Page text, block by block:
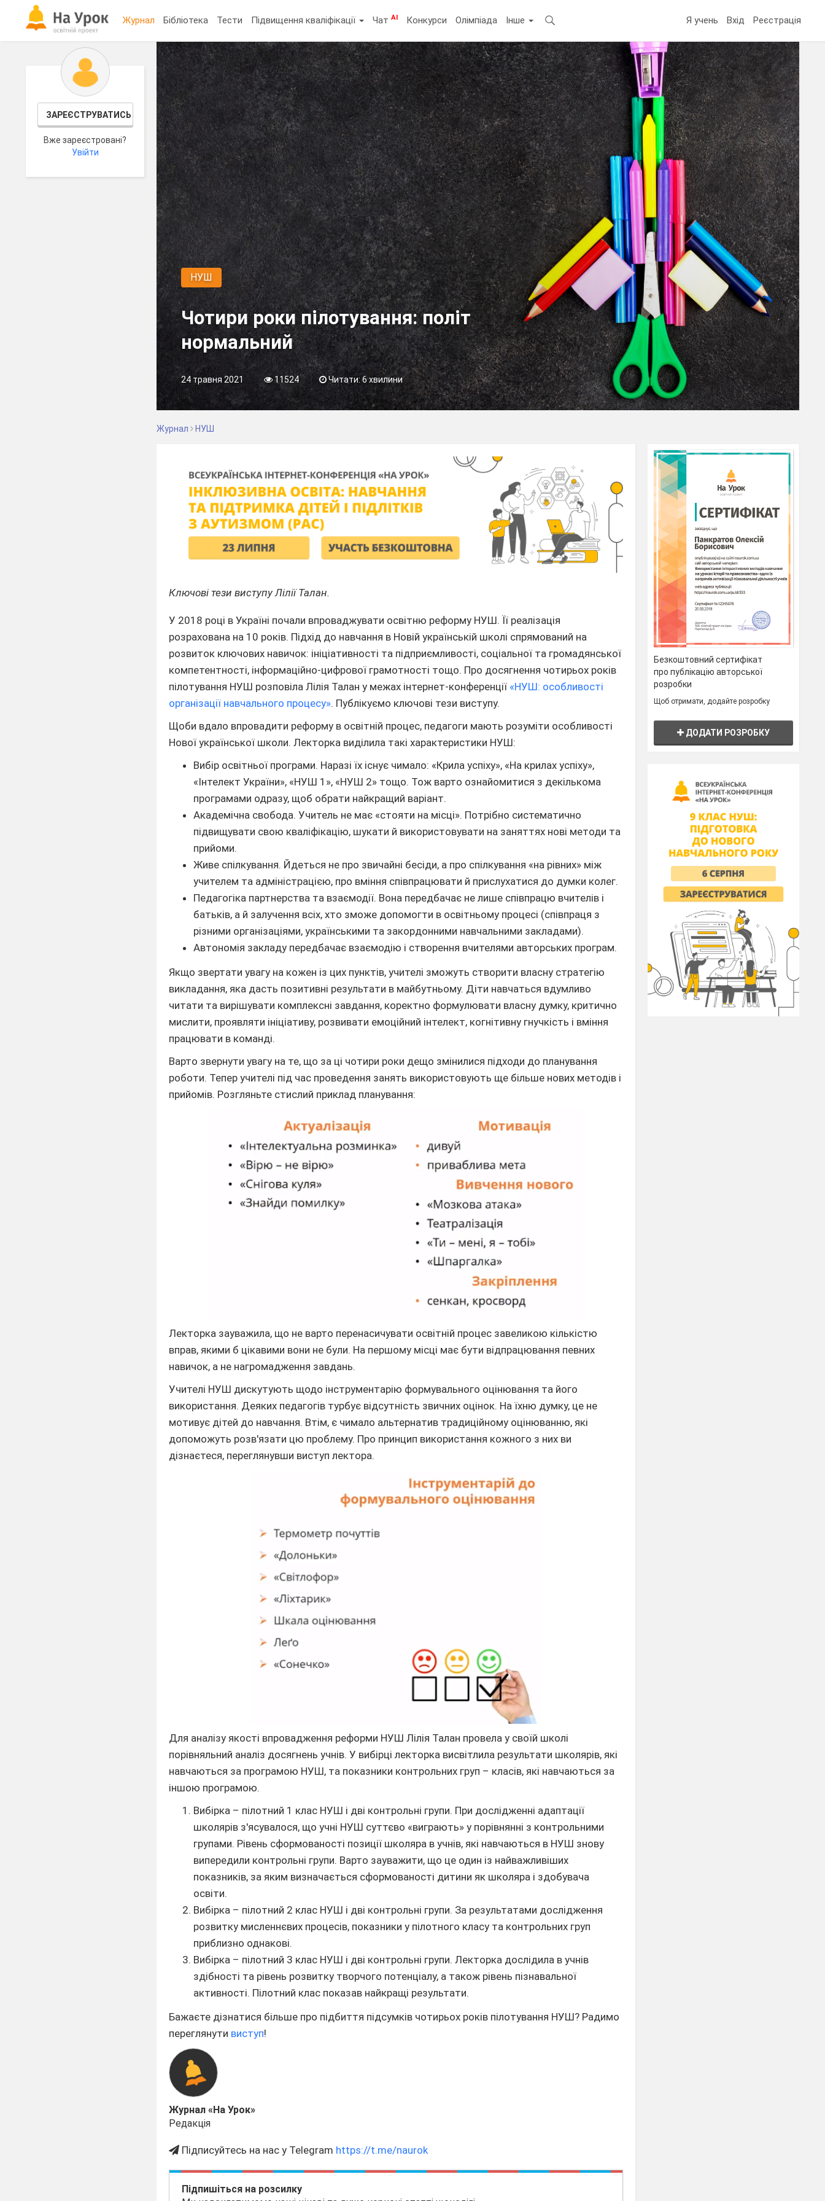
Журнал Бібліотека Тести Підвищення кваліфікації ЧатAI Конкурси Олімпіада Інше Я учень Вхід Реєстрація
ЗАРЕЄСТРУВАТИСЬ
Вже зареєстровані?
Увійти
НУШ
Чотири роки пілотування: політ
нормальний
24 травня 2021 11524 Читати: 6 хвилини
Журнал НУШ
Ключові тези виступу Лілії Талан.
У 2018 році в Україні почали впроваджувати освітню реформу НУШ. Її реалізація
розрахована на 10 років. Підхід до навчання в Новій українській школі спрямований на
розвиток ключових навичок: ініціативності та підприємливості, соціальної та громадянської
компетентності, інформаційно-цифрової грамотності тощо. Про досягнення чотирьох років
пілотування НУШ розповіла Лілія Талан у межах інтернет-конференції «НУШ: особливості
організації навчального процесу». Публікуємо ключові тези виступу.
Щоби вдало впровадити реформу в освітній процес, педагоги мають розуміти особливості
Нової української школи. Лекторка виділила такі характеристики НУШ:
Вибір освітньої програми. Наразі їх існує чимало: «Крила успіху», «На крилах успіху»,
«Інтелект України», «НУШ 1», «НУШ 2» тощо. Тож варто ознайомитися з декількома
програмами одразу, щоб обрати найкращий варіант.
Академічна свобода. Учитель не має «стояти на місці». Потрібно систематично
підвищувати свою кваліфікацію, шукати й використовувати на заняттях нові методи та
прийоми.
Живе спілкування. Йдеться не про звичайні бесіди, а про спілкування «на рівних» між
учителем та адміністрацією, про вміння співпрацювати й прислухатися до думки колег.
Педагогіка партнерства та взаємодії. Вона передбачає не лише співпрацю вчителів і
батьків, а й залучення всіх, хто зможе допомогти в освітньому процесі (співпраця з
різними організаціями, українськими та закордонними навчальними закладами).
Автономія закладу передбачає взаємодію і створення вчителями авторських програм.
Якщо звертати увагу на кожен із цих пунктів, учителі зможуть створити власну стратегію
викладання, яка дасть позитивні результати в майбутньому. Діти навчаться вдумливо
читати та вирішувати комплексні завдання, коректно формулювати власну думку, критично
мислити, проявляти ініціативу, розвивати емоційний інтелект, когнітивну гнучкість і вміння
працювати в команді.
Варто звернути увагу на те, що за ці чотири роки дещо змінилися підходи до планування
роботи. Тепер учителі під час проведення занять використовують ще більше нових методів і
прийомів. Розгляньте стислий приклад планування:
Лекторка зауважила, що не варто перенасичувати освітній процес завеликою кількістю
вправ, якими б цікавими вони не були. На першому місці має бути відпрацювання певних
навичок, а не нагромадження завдань.
Учителі НУШ дискутують щодо інструментарію формувального оцінювання та його
використання. Деяких педагогів турбує відсутність звичних оцінок. На їхню думку, це не
мотивує дітей до навчання. Втім, є чимало альтернатив традиційному оцінюванню, які
допоможуть розв'язати цю проблему. Про принцип використання кожного з них ви
дізнаєтеся, переглянувши виступ лектора.
Для аналізу якості впровадження реформи НУШ Лілія Талан провела у своїй школі
порівняльний аналіз досягнень учнів. У вибірці лекторка висвітлила результати школярів, які
навчаються за програмою НУШ, та показники контрольних груп – класів, які навчаються за
іншою програмою.
Вибірка – пілотний 1 клас НУШ і дві контрольні групи. При дослідженні адаптації
школярів з'ясувалося, що учні НУШ суттєво «виграють» у порівнянні з контрольними
групами. Рівень сформованості позиції школяра в учнів, які навчаються в НУШ знову
випередили контрольні групи. Варто зауважити, що це один із найважливіших
показників, за яким визначається сформованості дитини як школяра і здобувача
освіти.
Вибірка – пілотний 2 клас НУШ і дві контрольні групи. За результатами дослідження
розвитку мисленнєвих процесів, показники у пілотного класу та контрольних груп
приблизно однакові.
Вибірка – пілотний 3 клас НУШ і дві контрольні групи. Лекторка дослідила в учнів
здібності та рівень розвитку творчого потенціалу, а також рівень пізнавальної
активності. Пілотний клас показав найкращі результати.
Бажаєте дізнатися більше про підбиття підсумків чотирьох років пілотування НУШ? Радимо
переглянути виступ!
Журнал «На Урок»
Редакція
Підписуйтесь на нас у Telegram https://t.me/naurok
Підпишіться на розсилку
Безкоштовний сертифікат
про публікацію авторської
розробки
Щоб отримати, додайте розробку
ДОДАТИ РОЗРОБКУ